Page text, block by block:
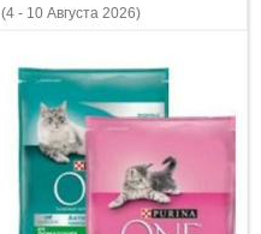
(4 - 10 Августа 2026)